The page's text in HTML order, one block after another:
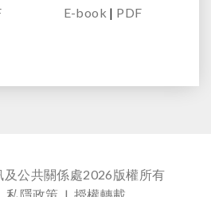
E-book | PDF
及公共關係處2026版權所有